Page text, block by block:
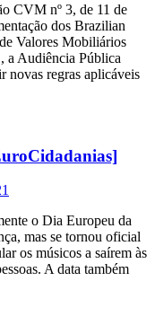
CVM nº 3, de 11 de
dos Brazilian
Valores Mobiliários
a Audiência Pública
novas regras aplicáveis
o Dia Europeu da
mas se tornou oficial
os músicos a saírem às
A data também